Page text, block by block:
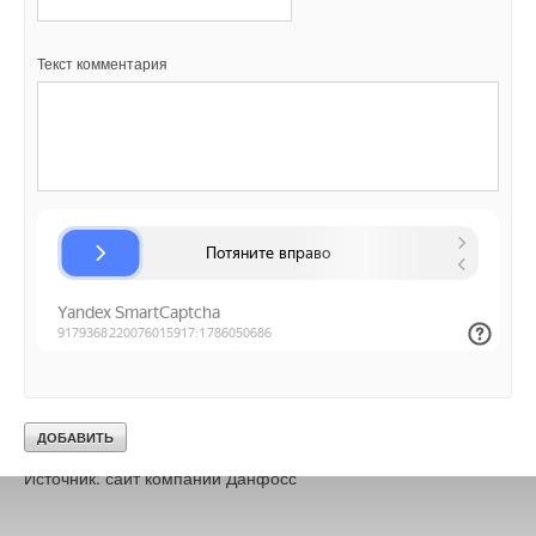
Текст комментария
регулирования хотя бы 30%, и применять его надо массово,
энергосбережения будет налицо», – говорит участник
Дания по праву считается лидером энергосбережения и
«зеленого сознания». Обмен опытом и изучение новых для
России энергосберегающих технологий расширяет
технический и инновационный кругозор специалистов,
открывая новые возможности снижения энергопотребления.
Приближение к передовой культуре энергосбережения тем
потребителю.
Источник: сайт компании Данфосс